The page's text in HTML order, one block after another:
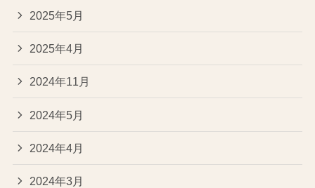
2025年5月
2025年4月
2024年11月
2024年5月
2024年4月
2024年3月